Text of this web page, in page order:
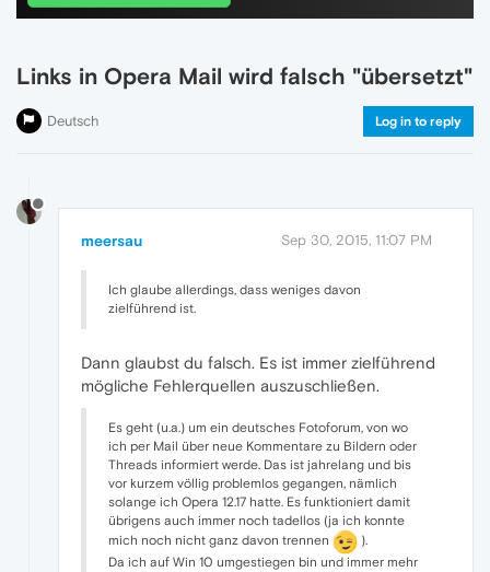
Links in Opera Mail wird falsch "übersetzt"
Deutsch Log in to reply
meersau Sep 30, 2015, 11:07 PM
Ich glaube allerdings, dass weniges davon
zielführend ist.
Dann glaubst du falsch. Es ist immer zielführend
mögliche Fehlerquellen auszuschließen.
Es geht (u.a.) um ein deutsches Fotoforum, von wo
ich per Mail über neue Kommentare zu Bildern oder
Threads informiert werde. Das ist jahrelang und bis
vor kurzem völlig problemlos gegangen, nämlich
solange ich Opera 12.17 hatte. Es funktioniert damit
übrigens auch immer noch tadellos (ja ich konnte
mich noch nicht ganz davon trennen
).
Da ich auf Win 10 umgestiegen bin und immer mehr